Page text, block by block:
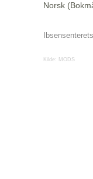
Norsk
Kilde: MODS